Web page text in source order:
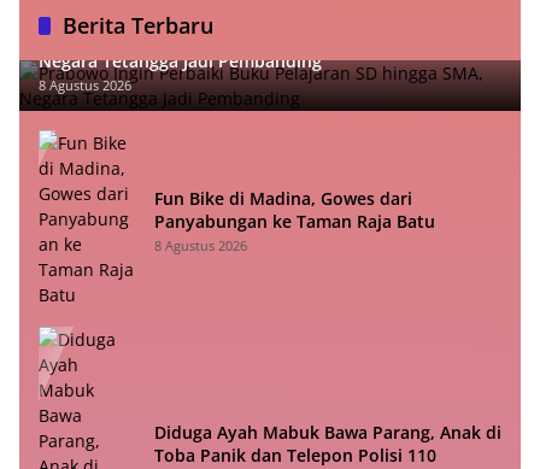
Berita Terbaru
Prabowo Ingin Perbaiki Buku Pelajaran SD hingga SMA,
Negara Tetangga Jadi Pembanding
8 Agustus 2026
Fun Bike di Madina, Gowes dari
Panyabungan ke Taman Raja Batu
8 Agustus 2026
Diduga Ayah Mabuk Bawa Parang, Anak di
Toba Panik dan Telepon Polisi 110